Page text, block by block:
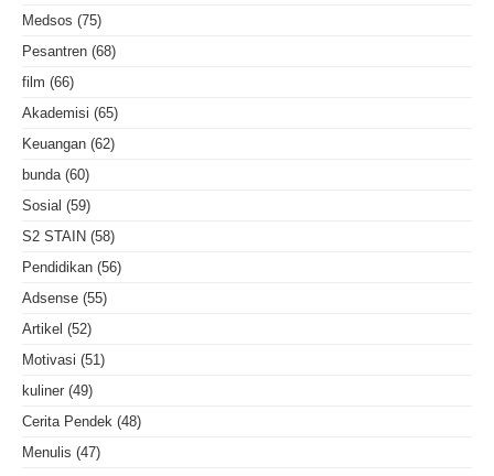
Medsos (75)
Pesantren (68)
film (66)
Akademisi (65)
Keuangan (62)
bunda (60)
Sosial (59)
S2 STAIN (58)
Pendidikan (56)
Adsense (55)
Artikel (52)
Motivasi (51)
kuliner (49)
Cerita Pendek (48)
Menulis (47)